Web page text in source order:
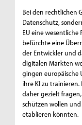
Bei den rechtlichen
Datenschutz,
EU eine wesentliche
befürchte eine
der Entwickler und
digitalen Märkten
gingen europäische
ihre KI zu trainieren.
daher gezielt
schützen wollen
etablieren könnten.